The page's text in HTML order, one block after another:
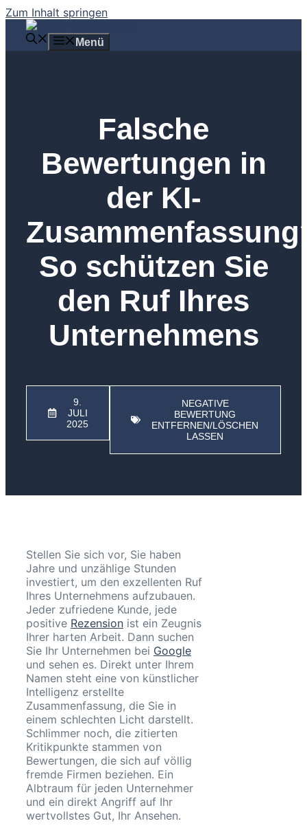
Zum Inhalt springen
Menü
Falsche
Bewertungen in
der KI-
So schützen Sie
den Ruf Ihres
Unternehmens
9.
JULI
2025
NEGATIVE
BEWERTUNG
ENTFERNEN/LÖSCHEN
LASSEN
Stellen Sie sich vor, Sie haben
Jahre und unzählige Stunden
investiert, um den exzellenten Ruf
Ihres Unternehmens aufzubauen.
Jeder zufriedene Kunde, jede
positive Rezension ist ein Zeugnis
Ihrer harten Arbeit. Dann suchen
Sie Ihr Unternehmen bei Google
und sehen es. Direkt unter Ihrem
Namen steht eine von künstlicher
Intelligenz erstellte
Zusammenfassung, die Sie in
einem schlechten Licht darstellt.
Schlimmer noch, die zitierten
Kritikpunkte stammen von
Bewertungen, die sich auf völlig
fremde Firmen beziehen. Ein
Albtraum für jeden Unternehmer
und ein direkt Angriff auf Ihr
wertvollstes Gut, Ihr Ansehen.